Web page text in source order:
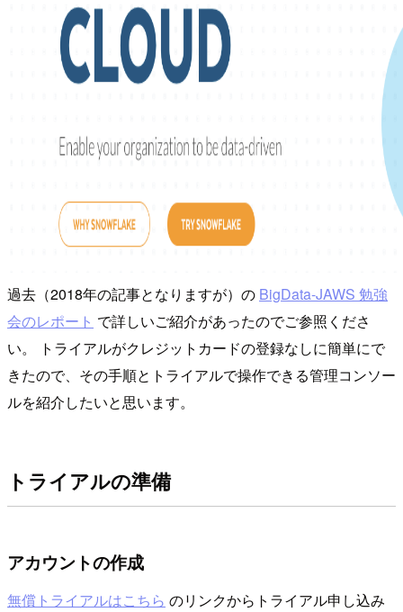
過去（2018年の記事となりますが）の BigData-JAWS 勉強
会のレポート で詳しいご紹介があったのでご参照くださ
い。 トライアルがクレジットカードの登録なしに簡単にで
きたので、その手順とトライアルで操作できる管理コンソー
ルを紹介したいと思います。
トライアルの準備
アカウントの作成
無償トライアルはこちら のリンクからトライアル申し込み